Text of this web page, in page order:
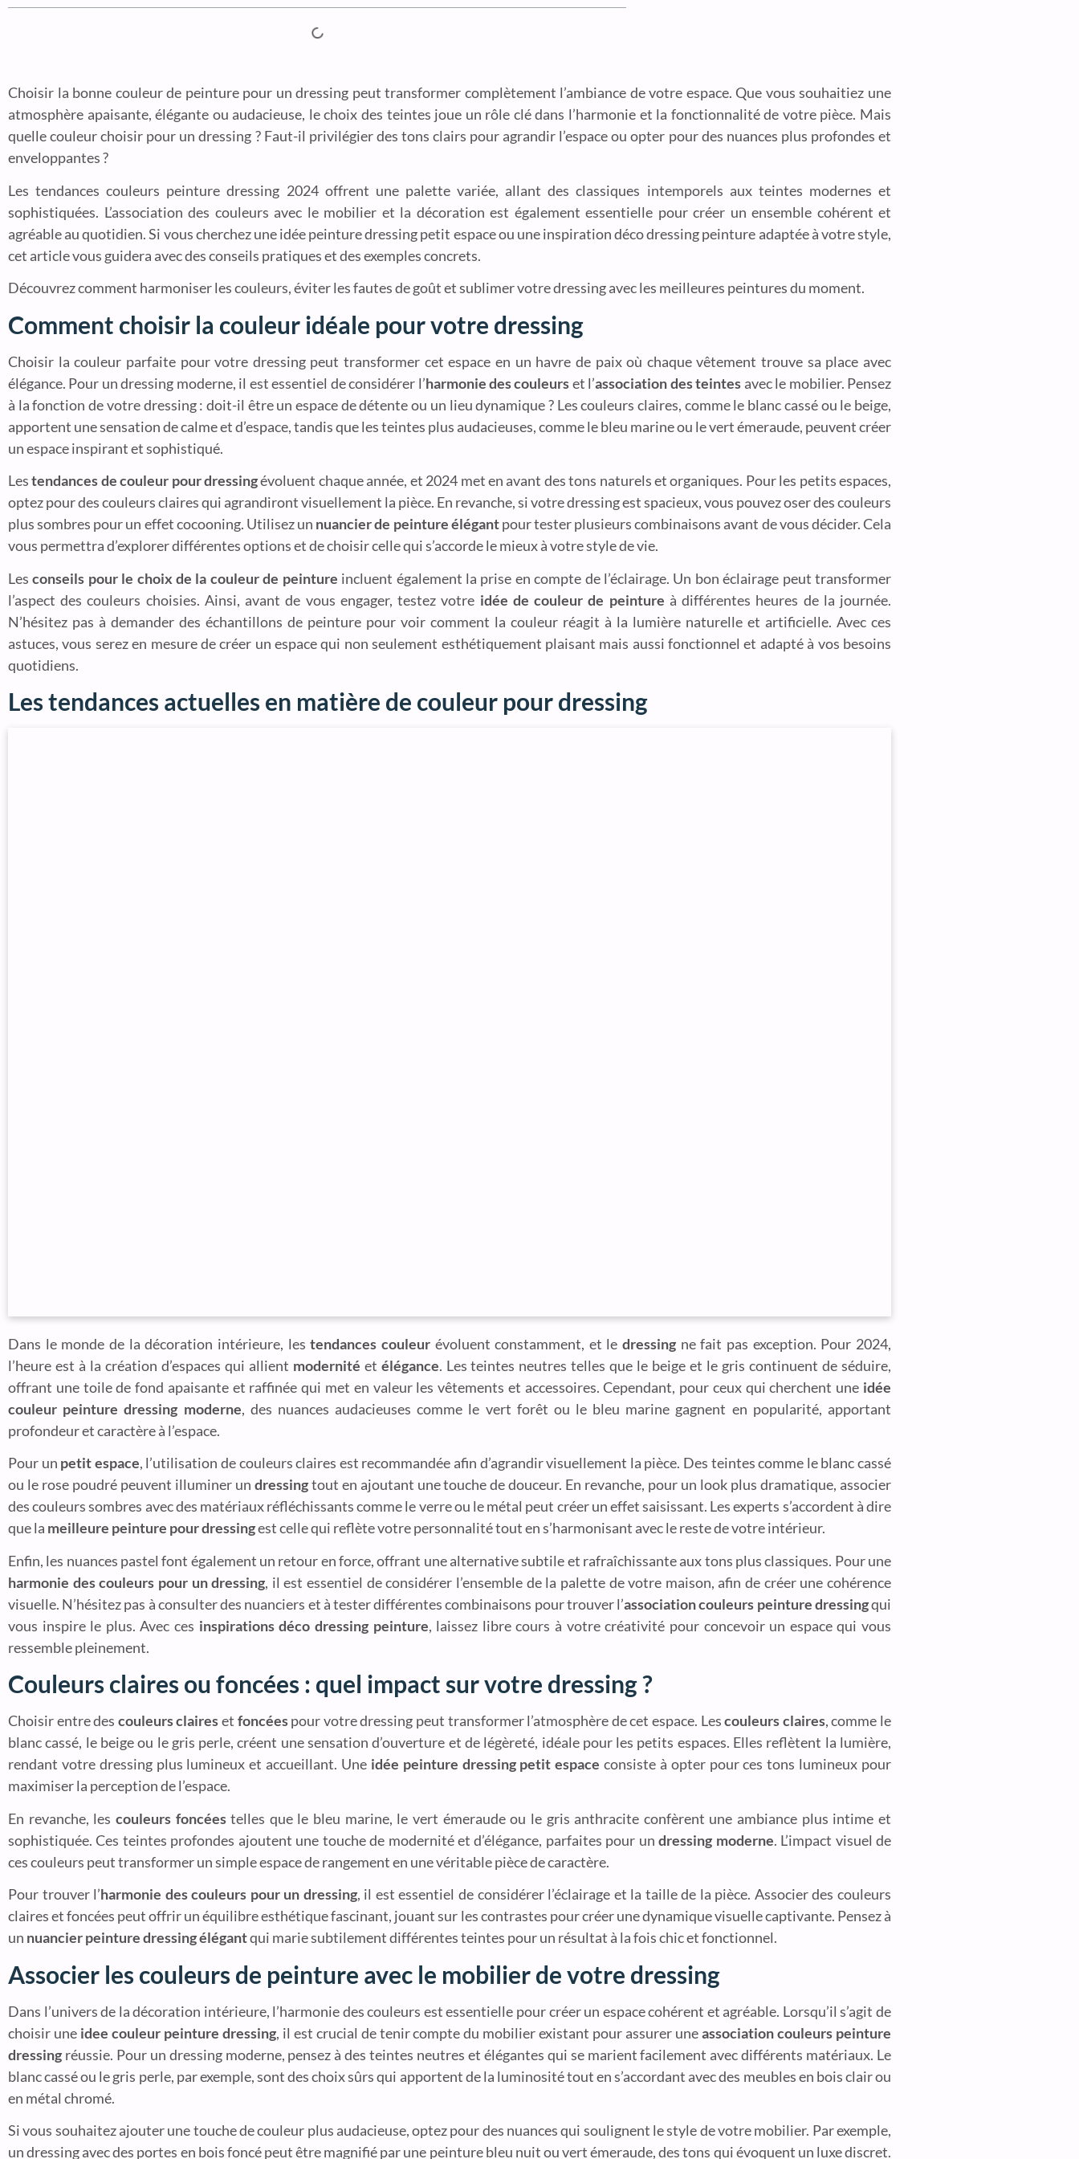
Choisir la bonne couleur de peinture pour un dressing peut transformer complètement l’ambiance de votre espace. Que vous souhaitiez une
atmosphère apaisante, élégante ou audacieuse, le choix des teintes joue un rôle clé dans l’harmonie et la fonctionnalité de votre pièce. Mais
quelle couleur choisir pour un dressing ? Faut-il privilégier des tons clairs pour agrandir l’espace ou opter pour des nuances plus profondes et
enveloppantes ?
Les tendances couleurs peinture dressing 2024 offrent une palette variée, allant des classiques intemporels aux teintes modernes et
sophistiquées. L’association des couleurs avec le mobilier et la décoration est également essentielle pour créer un ensemble cohérent et
agréable au quotidien. Si vous cherchez une idée peinture dressing petit espace ou une inspiration déco dressing peinture adaptée à votre style,
cet article vous guidera avec des conseils pratiques et des exemples concrets.
Découvrez comment harmoniser les couleurs, éviter les fautes de goût et sublimer votre dressing avec les meilleures peintures du moment.
Comment choisir la couleur idéale pour votre dressing
Choisir la couleur parfaite pour votre dressing peut transformer cet espace en un havre de paix où chaque vêtement trouve sa place avec
élégance. Pour un dressing moderne, il est essentiel de considérer l’harmonie des couleurset l’association des teintes avec le mobilier. Pensez
à la fonction de votre dressing : doit-il être un espace de détente ou un lieu dynamique ? Les couleurs claires, comme le blanc cassé ou le beige,
apportent une sensation de calme et d’espace, tandis que les teintes plus audacieuses, comme le bleu marine ou le vert émeraude, peuvent créer
un espace inspirant et sophistiqué.
Lestendances de couleur pour dressingévoluent chaque année, et 2024 met en avant des tons naturels et organiques. Pour les petits espaces,
optez pour des couleurs claires qui agrandiront visuellement la pièce. En revanche, si votre dressing est spacieux, vous pouvez oser des couleurs
plus sombres pour un effet cocooning. Utilisez un nuancier de peinture élégantpour tester plusieurs combinaisons avant de vous décider. Cela
vous permettra d’explorer différentes options et de choisir celle qui s’accorde le mieux à votre style de vie.
Lesconseils pour le choix de la couleur de peinture incluent également la prise en compte de l’éclairage. Un bon éclairage peut transformer
l’aspect des couleurs choisies. Ainsi, avant de vous engager, testez votre idée de couleur de peinture à différentes heures de la journée.
N’hésitez pas à demander des échantillons de peinture pour voir comment la couleur réagit à la lumière naturelle et artificielle. Avec ces
astuces, vous serez en mesure de créer un espace qui non seulement esthétiquement plaisant mais aussi fonctionnel et adapté à vos besoins
quotidiens.
Les tendances actuelles en matière de couleur pour dressing
Dans le monde de la décoration intérieure, lestendances couleurévoluent constamment, et ledressing ne fait pas exception. Pour 2024,
l’heure est à la création d’espaces qui allient modernité et élégance. Les teintes neutres telles que le beige et le gris continuent de séduire,
offrant une toile de fond apaisante et raffinée qui met en valeur les vêtements et accessoires. Cependant, pour ceux qui cherchent une idée
couleur peinture dressing moderne, des nuances audacieuses comme le vert forêt ou le bleu marine gagnent en popularité, apportant
profondeur et caractère à l’espace.
Pour un petit espace, l’utilisation de couleurs claires est recommandée afin d’agrandir visuellement la pièce. Des teintes comme le blanc cassé
ou le rose poudré peuvent illuminer un dressingtout en ajoutant une touche de douceur. En revanche, pour un look plus dramatique, associer
des couleurs sombres avec des matériaux réfléchissants comme le verre ou le métal peut créer un effet saisissant. Les experts s’accordent à dire
que la meilleure peinture pour dressingest celle qui reflète votre personnalité tout en s’harmonisant avec le reste de votre intérieur.
Enfin, les nuances pastel font également un retour en force, offrant une alternative subtile et rafraîchissante aux tons plus classiques. Pour une
harmonie des couleurs pour un dressing, il est essentiel de considérer l’ensemble de la palette de votre maison, afin de créer une cohérence
visuelle. N’hésitez pas à consulter des nuanciers et à tester différentes combinaisons pour trouver l’association couleurs peinture dressingqui
vous inspire le plus. Avec ces inspirations déco dressing peinture, laissez libre cours à votre créativité pour concevoir un espace qui vous
ressemble pleinement.
Couleurs claires ou foncées : quel impact sur votre dressing ?
Choisir entre des couleurs claireset foncéespour votre dressing peut transformer l’atmosphère de cet espace. Lescouleurs claires, comme le
blanc cassé, le beige ou le gris perle, créent une sensation d’ouverture et de légèreté, idéale pour les petits espaces. Elles reflètent la lumière,
rendant votre dressing plus lumineux et accueillant. Une idée peinture dressing petit espace consiste à opter pour ces tons lumineux pour
maximiser la perception de l’espace.
En revanche, les couleurs foncéestelles que le bleu marine, le vert émeraude ou le gris anthracite confèrent une ambiance plus intime et
sophistiquée. Ces teintes profondes ajoutent une touche de modernité et d’élégance, parfaites pour undressing moderne. L’impact visuel de
ces couleurs peut transformer un simple espace de rangement en une véritable pièce de caractère.
Pour trouver l’harmonie des couleurs pour un dressing, il est essentiel de considérer l’éclairage et la taille de la pièce. Associer des couleurs
claires et foncées peut offrir un équilibre esthétique fascinant, jouant sur les contrastes pour créer une dynamique visuelle captivante. Pensez à
un nuancier peinture dressing élégantqui marie subtilement différentes teintes pour un résultat à la fois chic et fonctionnel.
Associer les couleurs de peinture avec le mobilier de votre dressing
Dans l’univers de la décoration intérieure, l’harmonie des couleurs est essentielle pour créer un espace cohérent et agréable. Lorsqu’il s’agit de
choisir une idee couleur peinture dressing, il est crucial de tenir compte du mobilier existant pour assurer uneassociation couleurs peinture
dressing réussie. Pour un dressing moderne, pensez à des teintes neutres et élégantes qui se marient facilement avec différents matériaux. Le
blanc cassé ou le gris perle, par exemple, sont des choix sûrs qui apportent de la luminosité tout en s’accordant avec des meubles en bois clair ou
en métal chromé.
Si vous souhaitez ajouter une touche de couleur plus audacieuse, optez pour des nuances qui soulignent le style de votre mobilier. Par exemple,
un dressing avec des portes en bois foncé peut être magnifié par une peinture bleu nuit ou vert émeraude, des tons qui évoquent un luxe discret.